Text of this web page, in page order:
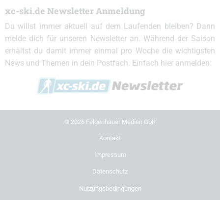
xc-ski.de Newsletter Anmeldung
Du willst immer aktuell auf dem Laufenden bleiben? Dann
melde dich für unseren Newsletter an. Während der Saison
erhältst du damit immer einmal pro Woche die wichtigsten
News und Themen in dein Postfach. Einfach hier anmelden:
© 2026 Felgenhauer Medien GbR
Kontakt
Impressum
Datenschutz
Nutzungsbedingungen